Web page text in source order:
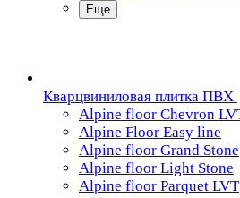
Еще
Кварцвиниловая плитка ПВХ
Alpine floor Chevron
Alpine Floor Easy line
Alpine floor Grand Stone
Alpine floor Light Stone
Alpine floor Parquet LVT